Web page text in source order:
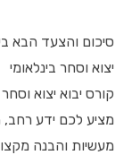
סיכום והצעד הבא
יצוא וסחר בינלאומי
קורס יבוא יצוא וסחר
מציע לכם ידע רחב,
מעשיות והבנה